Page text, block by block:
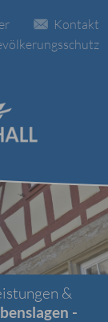
Kontakt
&
-